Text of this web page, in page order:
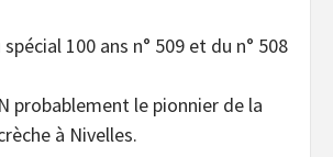
100 ans n° 509 et du n° 508
probablement le pionnier de la
à Nivelles.